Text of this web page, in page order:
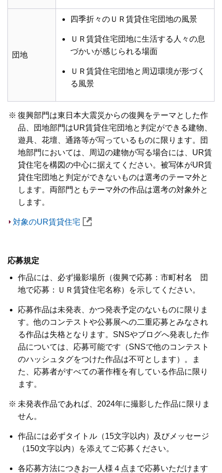
団地
四季折々のＵＲ賃貸住宅団地の風景
ＵＲ賃貸住宅団地に生活する人々の息
づかいが感じられる場面
ＵＲ賃貸住宅団地と周辺環境が形づく
る風景
※ 復興部門は東日本大震災からの復興をテーマとした作
品、団地部門はUR賃貸住宅団地と判定ができる建物、
遊具、花壇、通路等が写っているものに限ります。団
地部門においては、周辺の建物が写る場合には、UR賃
貸住宅を構図の中心に据えてください。被写体がUR賃
貸住宅団地と判定ができないものは選考のテーマ外と
します。両部門ともテーマ外の作品は選考の対象外と
します。
対象のUR賃貸住宅
応募規定
作品には、必ず撮影場所（復興で応募：市町村名 団
地で応募：ＵＲ賃貸住宅名称）を示してください。
応募作品は未発表、かつ発表予定のないものに限りま
す。他のコンテストや公募展への二重応募とみなされ
る作品は失格となります。SNSやブログへ発表した作
品については、応募可能です（SNSで他のコンテスト
のハッシュタグをつけた作品は不可とします）。ま
た、応募者がすべての著作権を有している作品に限り
ます。
※ 未発表作品であれば、2024年に撮影した作品に限りま
せん。
作品には必ずタイトル（15文字以内）及びメッセージ
（150文字以内）を添えてご応募ください。
各応募方法につきお一人様４点まで応募いただけます